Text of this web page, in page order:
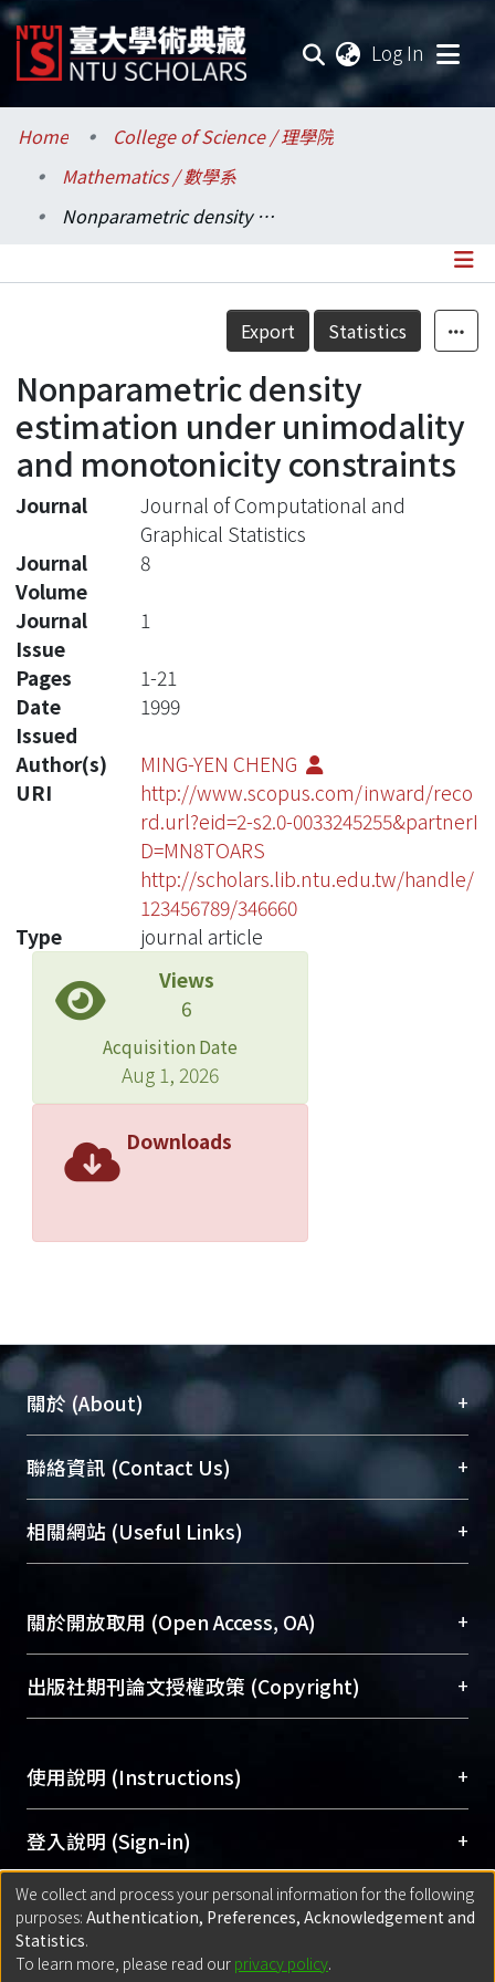
Log In
Communities & Collections
Research Outputs
Statistics
Home
College of Science / 理學院
Mathematics / 數學系
Nonparametric density estimation under unimodality and monotonicity constraints
Details
Export Statistics
Nonparametric density
estimation under unimodality
and monotonicity constraints
Journal
Journal of Computational and
Graphical Statistics
Journal
Volume
8
Journal
Issue
1
Pages
1-21
Date
Issued
1999
Author(s)
MING-YEN CHENG
URI
http://www.scopus.com/inward/reco
rd.url?eid=2-s2.0-0033245255&partnerI
D=MN8TOARS
http://scholars.lib.ntu.edu.tw/handle/
123456789/346660
Type
journal article
Views
6
Acquisition Date
Aug 1, 2026
Downloads
關於 (About) +
臺大位居世界頂尖大學之列，為永久珍藏及向國際
展現本校豐碩的研究成果及學術能量，圖書館整合
機構典藏（NTUR）與學術庫（AH）不同功能平
台，成為臺大學術典藏NTU scholars。期能整合研
成果。
To permanently archive and promote researcher
profiles and scholarly works, Library integrates the
services of “NTU Repository” with “Academic
聯絡資訊 (Contact Us) +
總館學科館員(Main Library)
醫學圖書館學科館員(Medical Library)
Sciences Library)
相關網站 (Useful Links) +
關於開放取用 (Open Access, OA) +
開放取用是從使用者角度提升資訊取用性的社會運
動，應用在學術研究上是透過將研究著作公開供使
用逐年攀升。同時可加速研究發展、提升研究影響
Archive）平台。 （點選深入了解OA）
出版社期刊論文授權政策 (Copyright) +
含部分內容的版權非匯入者所有，或由第三方贊
助與合作完成，請確認該版權所有者及第三方同
意提供此授權。
Please represent that the submission is your
original work, and that you have the right to
grant the rights to upload.
若欲上傳已出版的全文電子檔，可使用
使用說明 (Instructions) +
網站簡介(Quickstart Guide)
使用手冊(Instruction Manual)
線上預約服務(Booking Service)
登入說明 (Sign-in) +
方案一：臺灣大學計算機中心帳號登入
(With C&INC Email Account)
方案二：ORCID帳號登入(With ORCID)
匯入著作 (Submission) +
方案一：定期更新ORCID者，以ID匯入
We collect and process your personal information for the following
purposes: Authentication, Preferences, Acknowledgement and
Statistics.
To learn more, please read our privacy policy.